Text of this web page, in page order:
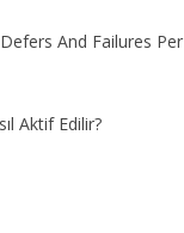
And Failures Per
Aktif Edilir?